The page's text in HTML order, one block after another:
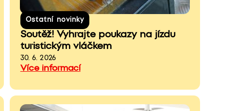
Ostatní novinky
Soutěž! Vyhrajte poukazy na jízdu
turistickým vláčkem
30. 6. 2026
Více informací